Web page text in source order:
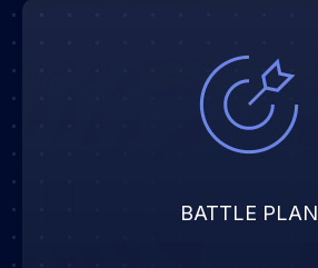
BATTLE PLAN